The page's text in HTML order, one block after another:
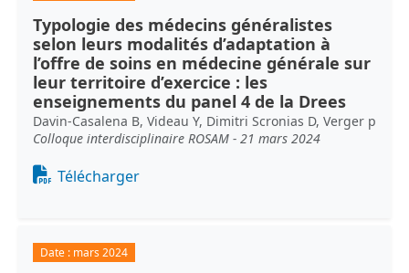
Typologie des médecins généralistes
selon leurs modalités d’adaptation à
l’offre de soins en médecine générale sur
leur territoire d’exercice : les
enseignements du panel 4 de la Drees
Davin-Casalena B, Videau Y, Dimitri Scronias D, Verger p
Colloque interdisciplinaire ROSAM - 21 mars 2024
Document
Télécharger
Date : mars 2024